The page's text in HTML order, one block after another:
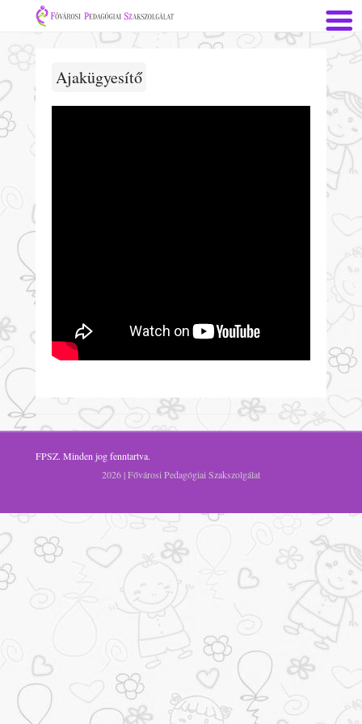
Ajakügyesítő
FPSZ. Minden jog fenntartva.
2026 | Fővárosi Pedagógiai Szakszolgálat